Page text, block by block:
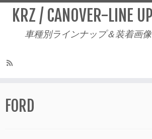
to
content
KRZ / CANOVER-LINE
車種別ラインナップ＆装着画
FORD